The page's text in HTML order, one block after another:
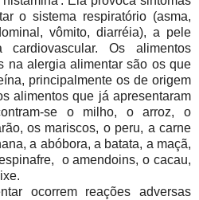
o sistema respiratório (asma,
vômito, diarréia), a pele
Os alimentos
na alergia alimentar são os que
principalmente os de origem
alimentos que já apresentaram
se o milho, o arroz, o
os mariscos, o peru, a carne
a abóbora, a batata, a maçã,
o amendoins, o cacau,
ocorrem reações adversas